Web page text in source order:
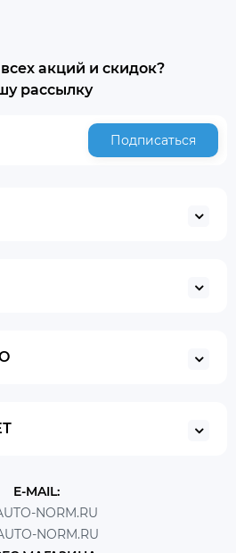
акций и скидок?
рассылку
Подписаться
E-MAIL:
NORM.RU
NORM.RU